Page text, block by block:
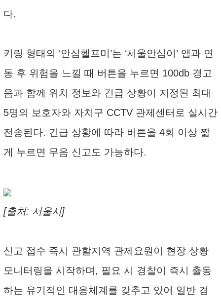
다.
키링 형태의 ‘안심헬프미’는 ‘서울안심이’ 앱과 연
동 후 위험을 느낄 때 버튼을 누르면 100db 경고
음과 함께 위치 정보와 긴급 상황이 지정된 최대
5명의 보호자와 자치구 CCTV 관제센터로 실시간
전송된다. 긴급 상황에 따라 버튼을 4회 이상 짧
게 누르면 무음 신고도 가능하다.
[출처: 서울시]
신고 접수 즉시 관할지역 관제요원이 현장 상황
모니터링을 시작하며, 필요 시 경찰이 즉시 출동
하는 유기적인 대응체계를 갖추고 있어 일반 경